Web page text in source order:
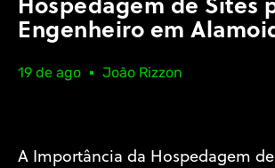
Hospedagem de Sites
Engenheiro em
19 de ago João Rizzon
A Importância da Hospedagem de